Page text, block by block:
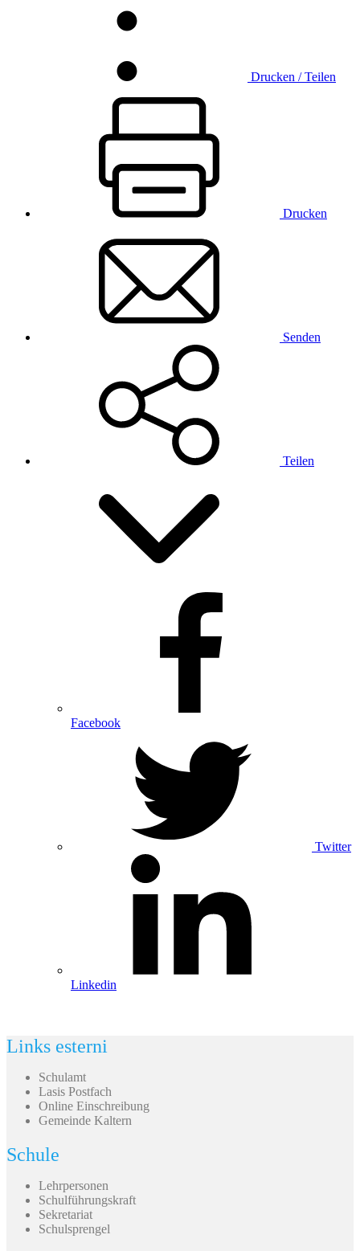
Drucken / Teilen
Drucken
Senden
Teilen
Facebook
Twitter
Linkedin
Links esterni
Schulamt
Lasis Postfach
Online Einschreibung
Gemeinde Kaltern
Schule
Lehrpersonen
Schulführungskraft
Sekretariat
Schulsprengel